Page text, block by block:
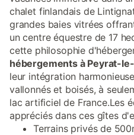
chalet finlandais de
grandes baies vitrées
un centre équestre de 17
cette philosophie
hébergements à Peyrat-
leur intégration
vallonnés et boisés, à
lac artificiel de France.Les
appréciés dans ces gîtes
Terrains privés de